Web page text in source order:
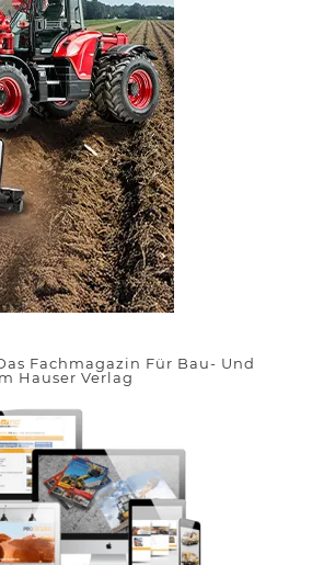
Fachmagazin Für Bau- Und
Hauser Verlag